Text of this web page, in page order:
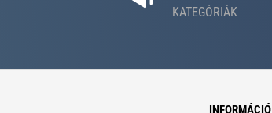
KATEGÓRIÁK
INFORMÁCIÓ